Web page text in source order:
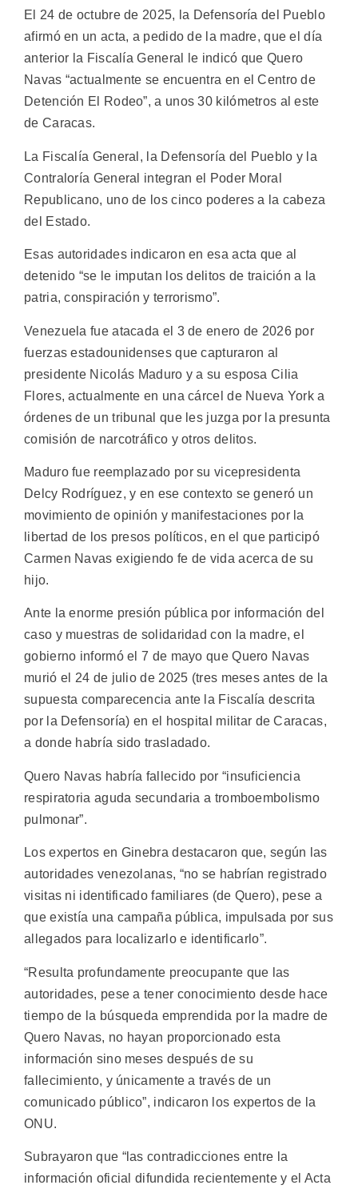
El 24 de octubre de 2025, la Defensoría del Pueblo
afirmó en un acta, a pedido de la madre, que el día
anterior la Fiscalía General le indicó que Quero
Navas “actualmente se encuentra en el Centro de
Detención El Rodeo”, a unos 30 kilómetros al este
de Caracas.
La Fiscalía General, la Defensoría del Pueblo y la
Contraloría General integran el Poder Moral
Republicano, uno de los cinco poderes a la cabeza
del Estado.
Esas autoridades indicaron en esa acta que al
detenido “se le imputan los delitos de traición a la
patria, conspiración y terrorismo”.
Venezuela fue atacada el 3 de enero de 2026 por
fuerzas estadounidenses que capturaron al
presidente Nicolás Maduro y a su esposa Cilia
Flores, actualmente en una cárcel de Nueva York a
órdenes de un tribunal que les juzga por la presunta
comisión de narcotráfico y otros delitos.
Maduro fue reemplazado por su vicepresidenta
Delcy Rodríguez, y en ese contexto se generó un
movimiento de opinión y manifestaciones por la
libertad de los presos políticos, en el que participó
Carmen Navas exigiendo fe de vida acerca de su
hijo.
Ante la enorme presión pública por información del
caso y muestras de solidaridad con la madre, el
gobierno informó el 7 de mayo que Quero Navas
murió el 24 de julio de 2025 (tres meses antes de la
supuesta comparecencia ante la Fiscalía descrita
por la Defensoría) en el hospital militar de Caracas,
a donde habría sido trasladado.
Quero Navas habría fallecido por “insuficiencia
respiratoria aguda secundaria a tromboembolismo
pulmonar”.
Los expertos en Ginebra destacaron que, según las
autoridades venezolanas, “no se habrían registrado
visitas ni identificado familiares (de Quero), pese a
que existía una campaña pública, impulsada por sus
allegados para localizarlo e identificarlo”.
“Resulta profundamente preocupante que las
autoridades, pese a tener conocimiento desde hace
tiempo de la búsqueda emprendida por la madre de
Quero Navas, no hayan proporcionado esta
información sino meses después de su
fallecimiento, y únicamente a través de un
comunicado público”, indicaron los expertos de la
ONU.
Subrayaron que “las contradicciones entre la
información oficial difundida recientemente y el Acta